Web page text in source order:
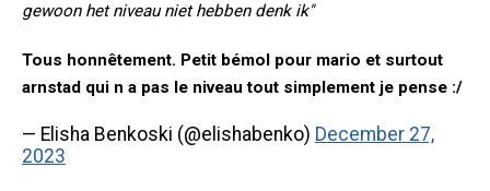
gewoon het niveau niet hebben denk ik"
Tous honnêtement. Petit bémol pour mario et surtout
arnstad qui n a pas le niveau tout simplement je pense :/
— Elisha Benkoski (@elishabenko) December 27,
2023